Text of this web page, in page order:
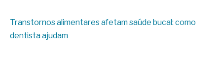
Transtornos alimentares afetam saúde bucal: como
dentista ajudam